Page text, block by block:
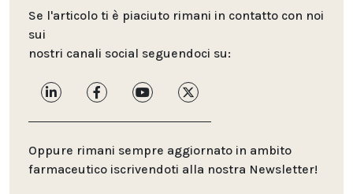
Se l'articolo ti è piaciuto rimani in contatto con noi
sui
nostri canali social seguendoci su:
Oppure rimani sempre aggiornato in ambito
farmaceutico iscrivendoti alla nostra Newsletter!